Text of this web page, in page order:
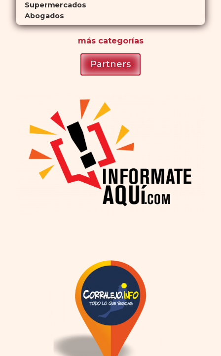
Supermercados
Abogados
máscategorías
Partners